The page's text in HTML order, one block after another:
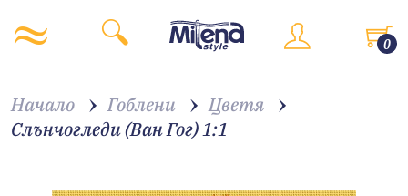
0
Начало Гоблени
Цветя
Слънчогледи (Ван Гог) 1:1